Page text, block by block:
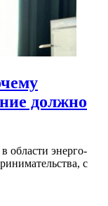
должно
области энерго-
с